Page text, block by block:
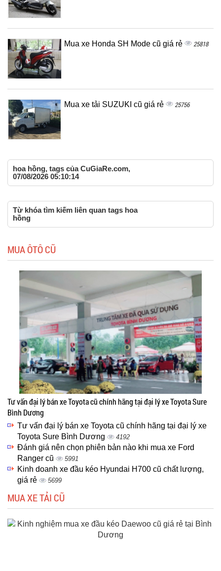
Mua xe Honda SH Mode cũ giá rẻ 25818
Mua xe tải SUZUKI cũ giá rẻ 25756
hoa hồng, tags của CuGiaRe.com,
07/08/2026 05:10:14
Từ khóa tìm kiếm liên quan tags hoa
hồng
MUA ÔTÔ CŨ
Tư vấn đại lý bán xe Toyota cũ chính hãng tại đại lý xe Toyota Sure
Bình Dương
Tư vấn đại lý bán xe Toyota cũ chính hãng tại đại lý xe
Toyota Sure Bình Dương
4192
Đánh giá nên chọn phiên bản nào khi mua xe Ford
Ranger cũ
5991
Kinh doanh xe đầu kéo Hyundai H700 cũ chất lượng,
giá rẻ
5699
MUA XE TẢI CŨ